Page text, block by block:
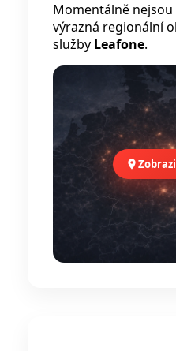
Momentálně
výrazná regionální
služby Leafone.